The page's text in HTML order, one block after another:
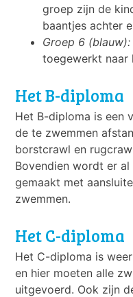
groep zijn de
baantjes achter
Groep 6 (blauw):
toegewerkt naar
Het B-diploma
Het B-diploma is een
de te zwemmen
borstcrawl en
Bovendien wordt er
gemaakt met
zwemmen.
Het C-diploma
Het C-diploma is
en hier moeten alle
uitgevoerd. Ook zijn